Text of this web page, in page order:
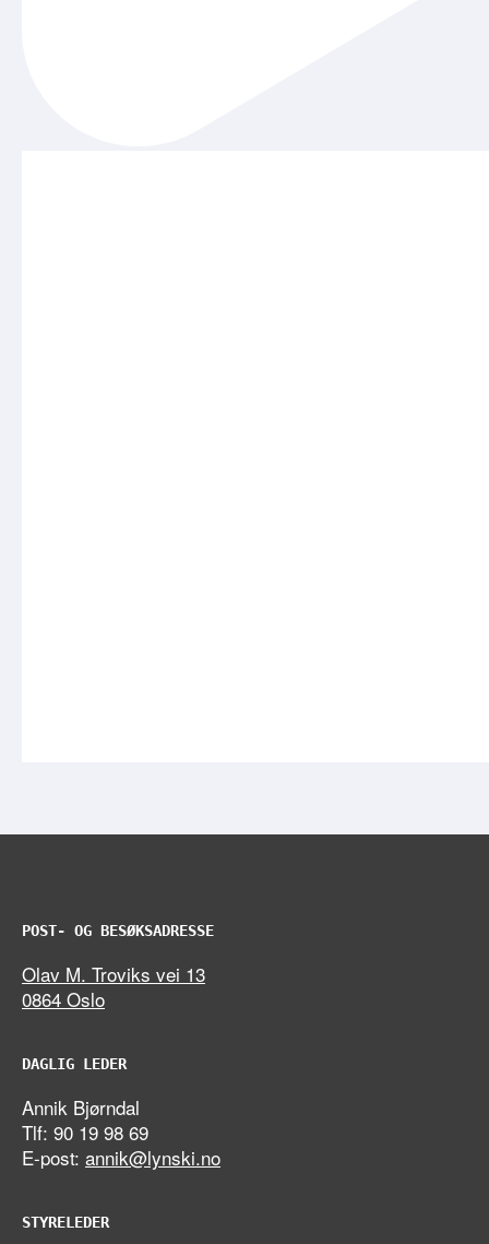
POST- OG BESØKSADRESSE
Olav M. Troviks vei 13
0864 Oslo
DAGLIG LEDER
Annik Bjørndal
Tlf: 90 19 98 69
E-post: annik@lynski.no
STYRELEDER